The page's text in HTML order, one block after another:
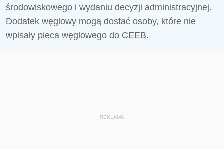
środowiskowego i wydaniu decyzji administracyjnej.
Dodatek węglowy mogą dostać osoby, które nie
wpisały pieca węglowego do CEEB.
REKLAMA